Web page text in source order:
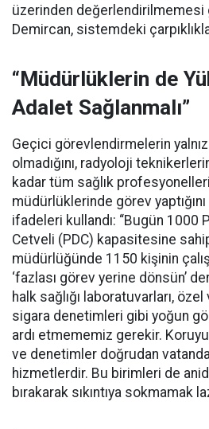
üzerinden değerlendirilmemesi
Demircan, sistemdeki
“Müdürlüklerin de
Adalet Sağlanmalı”
Geçici görevlendirmelerin
olmadığını, radyoloji
kadar tüm sağlık
müdürlüklerinde görev
ifadeleri kullandı: “Bugün 1000
Cetveli (PDC) kapasitesine
müdürlüğünde 1150 kişinin
‘fazlası görev yerine dönsün’
halk sağlığı laboratuvarları,
sigara denetimleri gibi yoğun
ardı etmememiz gerekir.
ve denetimler doğrudan
hizmetlerdir. Bu birimleri de
bırakarak sıkıntıya sokmamak